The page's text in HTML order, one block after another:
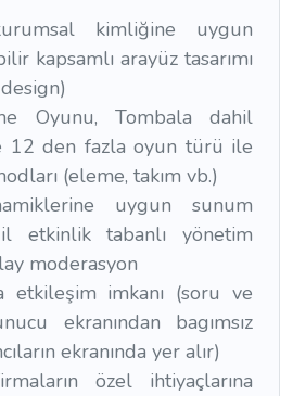
kimliğine uygun
kapsamlı arayüz tasarımı
Oyunu, Tombala dahil
12 den fazla oyun türü ile
(eleme, takım vb.)
uygun sunum
etkinlik tabanlı yönetim
moderasyon
etkileşim imkanı (soru ve
ekranından bagımsız
ekranında yer alır)
özel ihtiyaçlarına